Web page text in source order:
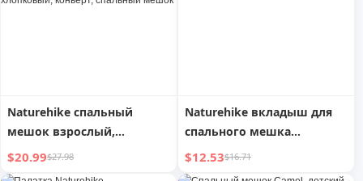
Naturehike спальный
мешок взрослый,
уличный, для кемпинга,
утолщенный, защита от
$20.99$27.98
Naturehike вкладыш для
спального мешка
хлопковый для
путешествий на природе
$12.53$16.71